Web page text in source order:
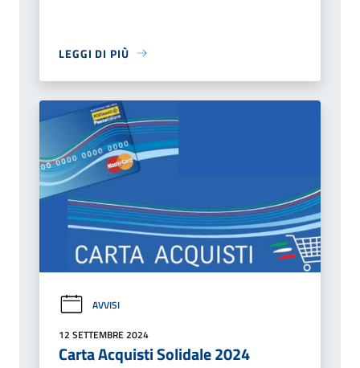
LEGGI DI PIÙ
AVVISI
12 SETTEMBRE 2024
Carta Acquisti Solidale 2024